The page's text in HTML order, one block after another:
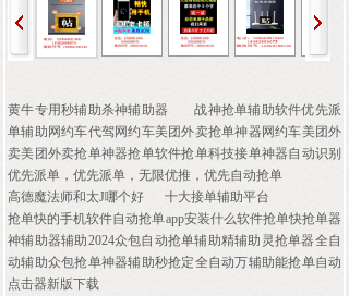
黄牛专用秒辅助杀神辅助器
战神抢单辅助软件优先派
单辅助网约车代驾网约车美团外卖抢单神器网约车美团外
卖美团外卖抢单神器抢单软件抢单科技接单神器自动识别
优先派单，优先派单，无限优推，优先自动抢单
高德魔法师和太J哪个好
十大接单辅助平台
抢单快的手机软件自动抢单app安装什么软件抢单快抢单器
神辅助器辅助2024众包自动抢单辅助精辅助灵抢单器全自
动辅助众包抢单神器辅助秒抢定全自动万辅助能抢单自动
点击器新版下载